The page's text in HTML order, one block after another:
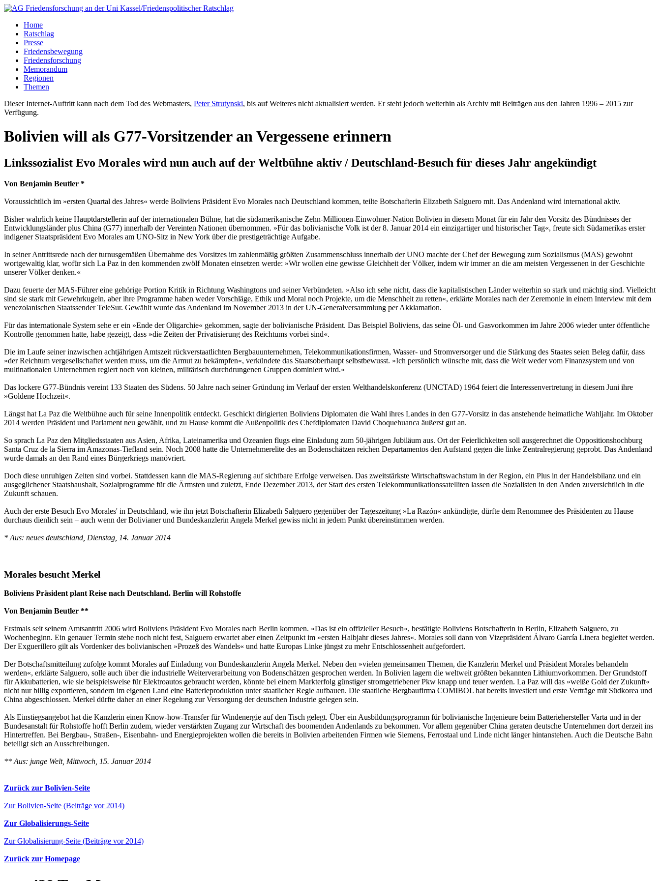
Home
Ratschlag
Presse
Friedensbewegung
Friedensforschung
Memorandum
Regionen
Themen
Dieser Internet-Auftritt kann nach dem Tod des Webmasters, Peter Strutynski, bis auf Weiteres nicht aktualisiert werden. Er steht jedoch weiterhin als Archiv mit Beiträgen aus den Jahren 1996 – 2015 zur
Verfügung.
Bolivien will als G77-Vorsitzender an Vergessene erinnern
Linkssozialist Evo Morales wird nun auch auf der Weltbühne aktiv / Deutschland-Besuch für dieses Jahr angekündigt
Von Benjamin Beutler *
Voraussichtlich im »ersten Quartal des Jahres« werde Boliviens Präsident Evo Morales nach Deutschland kommen, teilte Botschafterin Elizabeth Salguero mit. Das Andenland wird international aktiv.
Bisher wahrlich keine Hauptdarstellerin auf der internationalen Bühne, hat die südamerikanische Zehn-Millionen-Einwohner-Nation Bolivien in diesem Monat für ein Jahr den Vorsitz des Bündnisses der
Entwicklungsländer plus China (G77) innerhalb der Vereinten Nationen übernommen. »Für das bolivianische Volk ist der 8. Januar 2014 ein einzigartiger und historischer Tag«, freute sich Südamerikas erster
indigener Staatspräsident Evo Morales am UNO-Sitz in New York über die prestigeträchtige Aufgabe.
In seiner Antrittsrede nach der turnusgemäßen Übernahme des Vorsitzes im zahlenmäßig größten Zusammenschluss innerhalb der UNO machte der Chef der Bewegung zum Sozialismus (MAS) gewohnt
wortgewaltig klar, wofür sich La Paz in den kommenden zwölf Monaten einsetzen werde: »Wir wollen eine gewisse Gleichheit der Völker, indem wir immer an die am meisten Vergessenen in der Geschichte
unserer Völker denken.«
Dazu feuerte der MAS-Führer eine gehörige Portion Kritik in Richtung Washingtons und seiner Verbündeten. »Also ich sehe nicht, dass die kapitalistischen Länder weiterhin so stark und mächtig sind. Vielleicht
sind sie stark mit Gewehrkugeln, aber ihre Programme haben weder Vorschläge, Ethik und Moral noch Projekte, um die Menschheit zu retten«, erklärte Morales nach der Zeremonie in einem Interview mit dem
venezolanischen Staatssender TeleSur. Gewählt wurde das Andenland im November 2013 in der UN-Generalversammlung per Akklamation.
Für das internationale System sehe er ein »Ende der Oligarchie« gekommen, sagte der bolivianische Präsident. Das Beispiel Boliviens, das seine Öl- und Gasvorkommen im Jahre 2006 wieder unter öffentliche
Kontrolle genommen hatte, habe gezeigt, dass »die Zeiten der Privatisierung des Reichtums vorbei sind«.
Die im Laufe seiner inzwischen achtjährigen Amtszeit rückverstaatlichten Bergbauunternehmen, Telekommunikationsfirmen, Wasser- und Stromversorger und die Stärkung des Staates seien Beleg dafür, dass
»der Reichtum vergesellschaftet werden muss, um die Armut zu bekämpfen«, verkündete das Staatsoberhaupt selbstbewusst. »Ich persönlich wünsche mir, dass die Welt weder vom Finanzsystem und von
multinationalen Unternehmen regiert noch von kleinen, militärisch durchdrungenen Gruppen dominiert wird.«
Das lockere G77-Bündnis vereint 133 Staaten des Südens. 50 Jahre nach seiner Gründung im Verlauf der ersten Welthandelskonferenz (UNCTAD) 1964 feiert die Interessenvertretung in diesem Juni ihre
»Goldene Hochzeit«.
Längst hat La Paz die Weltbühne auch für seine Innenpolitik entdeckt. Geschickt dirigierten Boliviens Diplomaten die Wahl ihres Landes in den G77-Vorsitz in das anstehende heimatliche Wahljahr. Im Oktober
2014 werden Präsident und Parlament neu gewählt, und zu Hause kommt die Außenpolitik des Chefdiplomaten David Choquehuanca äußerst gut an.
So sprach La Paz den Mitgliedsstaaten aus Asien, Afrika, Lateinamerika und Ozeanien flugs eine Einladung zum 50-jährigen Jubiläum aus. Ort der Feierlichkeiten soll ausgerechnet die Oppositionshochburg
Santa Cruz de la Sierra im Amazonas-Tiefland sein. Noch 2008 hatte die Unternehmerelite des an Bodenschätzen reichen Departamentos den Aufstand gegen die linke Zentralregierung geprobt. Das Andenland
wurde damals an den Rand eines Bürgerkriegs manövriert.
Doch diese unruhigen Zeiten sind vorbei. Stattdessen kann die MAS-Regierung auf sichtbare Erfolge verweisen. Das zweitstärkste Wirtschaftswachstum in der Region, ein Plus in der Handelsbilanz und ein
ausgeglichener Staatshaushalt, Sozialprogramme für die Ärmsten und zuletzt, Ende Dezember 2013, der Start des ersten Telekommunikationssatelliten lassen die Sozialisten in den Anden zuversichtlich in die
Zukunft schauen.
Auch der erste Besuch Evo Morales' in Deutschland, wie ihn jetzt Botschafterin Elizabeth Salguero gegenüber der Tageszeitung »La Razón« ankündigte, dürfte dem Renommee des Präsidenten zu Hause
durchaus dienlich sein – auch wenn der Bolivianer und Bundeskanzlerin Angela Merkel gewiss nicht in jedem Punkt übereinstimmen werden.
* Aus: neues deutschland, Dienstag, 14. Januar 2014
Morales besucht Merkel
Boliviens Präsident plant Reise nach Deutschland. Berlin will Rohstoffe
Von Benjamin Beutler **
Erstmals seit seinem Amtsantritt 2006 wird Boliviens Präsident Evo Morales nach Berlin kommen. »Das ist ein offizieller Besuch«, bestätigte Boliviens Botschafterin in Berlin, Elizabeth Salguero, zu
Wochenbeginn. Ein genauer Termin stehe noch nicht fest, Salguero erwartet aber einen Zeitpunkt im »ersten Halbjahr dieses Jahres«. Morales soll dann von Vizepräsident Álvaro García Linera begleitet werden.
Der Exguerillero gilt als Vordenker des bolivianischen »Prozeß des Wandels« und hatte Europas Linke jüngst zu mehr Entschlossenheit aufgefordert.
Der Botschaftsmitteilung zufolge kommt Morales auf Einladung von Bundeskanzlerin Angela Merkel. Neben den »vielen gemeinsamen Themen, die Kanzlerin Merkel und Präsident Morales behandeln
werden«, erklärte Salguero, solle auch über die industrielle Weiterverarbeitung von Bodenschätzen gesprochen werden. In Bolivien lagern die weltweit größten bekannten Lithiumvorkommen. Der Grundstoff
für Akkubatterien, wie sie beispielsweise für Elektroautos gebraucht werden, könnte bei einem Markterfolg günstiger stromgetriebener Pkw knapp und teuer werden. La Paz will das »weiße Gold der Zukunft«
nicht nur billig exportieren, sondern im eigenen Land eine Batterieproduktion unter staatlicher Regie aufbauen. Die staatliche Bergbaufirma COMIBOL hat bereits investiert und erste Verträge mit Südkorea und
China abgeschlossen. Merkel dürfte daher an einer Regelung zur Versorgung der deutschen Industrie gelegen sein.
Als Einstiegsangebot hat die Kanzlerin einen Know-how-Transfer für Windenergie auf den Tisch gelegt. Über ein Ausbildungsprogramm für bolivianische Ingenieure beim Batteriehersteller Varta und in der
Bundesanstalt für Rohstoffe hofft Berlin zudem, wieder verstärkten Zugang zur Wirtschaft des boomenden Andenlands zu bekommen. Vor allem gegenüber China geraten deutsche Unternehmen dort derzeit ins
Hintertreffen. Bei Bergbau-, Straßen-, Eisenbahn- und Energieprojekten wollen die bereits in Bolivien arbeitenden Firmen wie Siemens, Ferrostaal und Linde nicht länger hintanstehen. Auch die Deutsche Bahn
beteiligt sich an Ausschreibungen.
** Aus: junge Welt, Mittwoch, 15. Januar 2014
Zurück zur Bolivien-Seite
Zur Bolivien-Seite (Beiträge vor 2014)
Zur Globalisierungs-Seite
Zur Globalisierung-Seite (Beiträge vor 2014)
Zurück zur Homepage